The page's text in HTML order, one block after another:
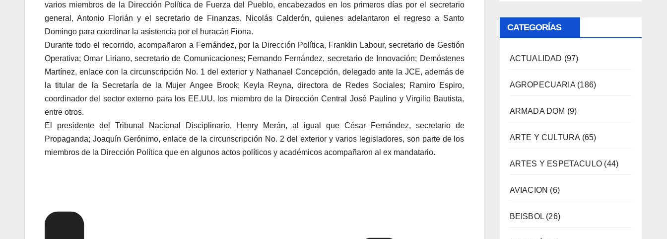
varios miembros de la Dirección Política de Fuerza del Pueblo, encabezados en los primeros días por el secretario
general, Antonio Florián y el secretario de Finanzas, Nicolás Calderón, quienes adelantaron el regreso a Santo
Domingo para coordinar la asistencia por el huracán Fiona.
Durante todo el recorrido, acompañaron a Fernández, por la Dirección Política, Franklin Labour, secretario de Gestión
Operativa; Omar Liriano, secretario de Comunicaciones; Fernando Fernández, secretario de Innovación; Demóstenes
Martínez, enlace con la circunscripción No. 1 del exterior y Nathanael Concepción, delegado ante la JCE, además de
la titular de la Secretaría de la Mujer Angee Brook; Keyla Reyna, directora de Redes Sociales; Ramiro Espiro,
coordinador del sector externo para los EE.UU, los miembro de la Dirección Central José Paulino y Virgilio Bautista,
entre otros.
El presidente del Tribunal Nacional Disciplinario, Henry Merán, al igual que César Fernández, secretario de
Propaganda; Joaquín Gerónimo, enlace de la circunscripción No. 2 del exterior y varios legisladores, son parte de los
miembros de la Dirección Política que en algunos actos políticos y académicos acompañaron al ex mandatario.
CATEGORÍAS
ACTUALIDAD (97)
AGROPECUARIA(186)
ARMADA DOM (9)
ARTE Y CULTURA (65)
ARTES Y ESPETACULO (44)
AVIACION (6)
BEISBOL(26)